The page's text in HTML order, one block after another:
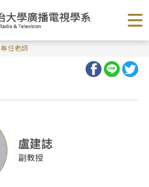
專任老師
盧建誌
副教授